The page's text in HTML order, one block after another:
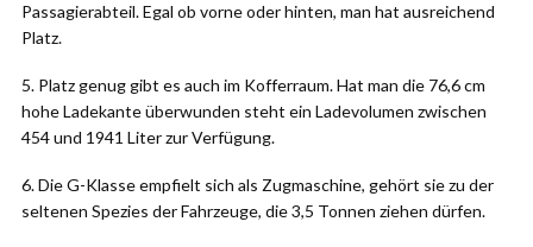
Passagierabteil. Egal ob vorne oder hinten, man hat ausreichend
Platz.
5. Platz genug gibt es auch im Kofferraum. Hat man die 76,6 cm
hohe Ladekante überwunden steht ein Ladevolumen zwischen
454 und 1941 Liter zur Verfügung.
6. Die G-Klasse empfielt sich als Zugmaschine, gehört sie zu der
seltenen Spezies der Fahrzeuge, die 3,5 Tonnen ziehen dürfen.